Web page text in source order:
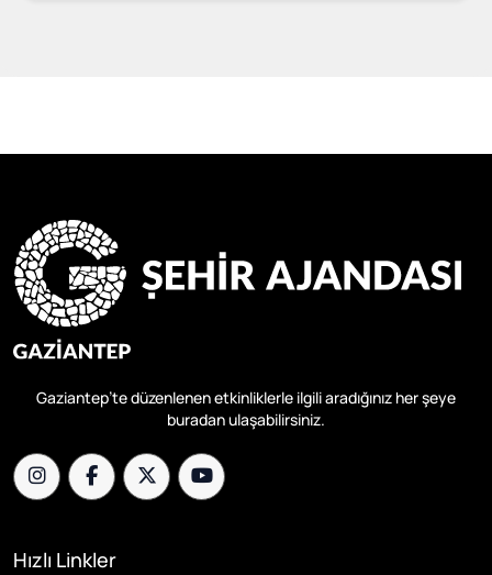
Gaziantep’te düzenlenen etkinliklerle ilgili aradığınız her şeye
buradan ulaşabilirsiniz.
Hızlı Linkler